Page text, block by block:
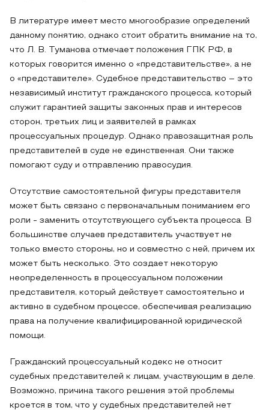
В литературе имеет место многообразие определений
данному понятию, однако стоит обратить внимание на то,
что Л. В. Туманова отмечает положения ГПК РФ, в
которых говорится именно о «представительстве», а не
о «представителе». Судебное представительство – это
независимый институт гражданского процесса, который
служит гарантией защиты законных прав и интересов
сторон, третьих лиц и заявителей в рамках
процессуальных процедур. Однако правозащитная роль
представителей в суде не единственная. Они также
помогают суду и отправлению правосудия.
Отсутствие самостоятельной фигуры представителя
может быть связано с первоначальным пониманием его
роли - заменить отсутствующего субъекта процесса. В
большинстве случаев представитель участвует не
только вместо стороны, но и совместно с ней, причем их
может быть несколько. Это создает некоторую
неопределенность в процессуальном положении
представителя, который действует самостоятельно и
активно в судебном процессе, обеспечивая реализацию
права на получение квалифицированной юридической
помощи.
Гражданский процессуальный кодекс не относит
судебных представителей к лицам, участвующим в деле.
Возможно, причина такого решения этой проблемы
кроется в том, что у судебных представителей нет